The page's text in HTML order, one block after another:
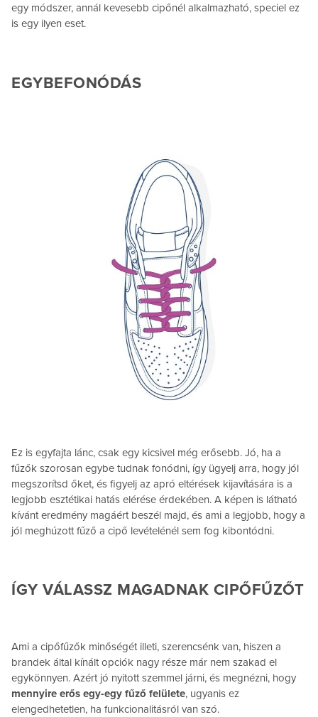
egy módszer, annál kevesebb cipőnél alkalmazható, speciel ez
is egy ilyen eset.
EGYBEFONÓDÁS
Ez is egyfajta lánc, csak egy kicsivel még erősebb. Jó, ha a
fűzők szorosan egybe tudnak fonódni, így ügyelj arra, hogy jól
megszorítsd őket, és figyelj az apró eltérések kijavítására is a
legjobb esztétikai hatás elérése érdekében. A képen is látható
kívánt eredmény magáért beszél majd, és ami a legjobb, hogy a
jól meghúzott fűző a cipő levételénél sem fog kibontódni.
ÍGY VÁLASSZ MAGADNAK CIPŐFŰZŐT
Ami a cipőfűzők minőségét illeti, szerencsénk van, hiszen a
brandek által kínált opciók nagy része már nem szakad el
egykönnyen. Azért jó nyitott szemmel járni, és megnézni, hogy
mennyire erős egy-egy fűző felülete, ugyanis ez
elengedhetetlen, ha funkcionalitásról van szó.